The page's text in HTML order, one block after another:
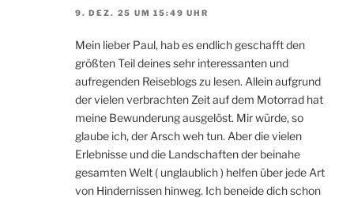
9. DEZ. 25 UM 15:49 UHR
Mein lieber Paul, hab es endlich geschafft den
größten Teil deines sehr interessanten und
aufregenden Reiseblogs zu lesen. Allein aufgrund
der vielen verbrachten Zeit auf dem Motorrad hat
meine Bewunderung ausgelöst. Mir würde, so
glaube ich, der Arsch weh tun. Aber die vielen
Erlebnisse und die Landschaften der beinahe
gesamten Welt ( unglaublich ) helfen über jede Art
von Hindernissen hinweg. Ich beneide dich schon